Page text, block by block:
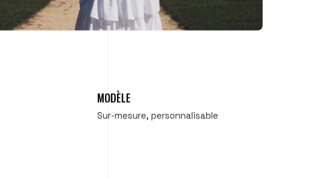
MODÈLE
Sur-mesure, personnalisable